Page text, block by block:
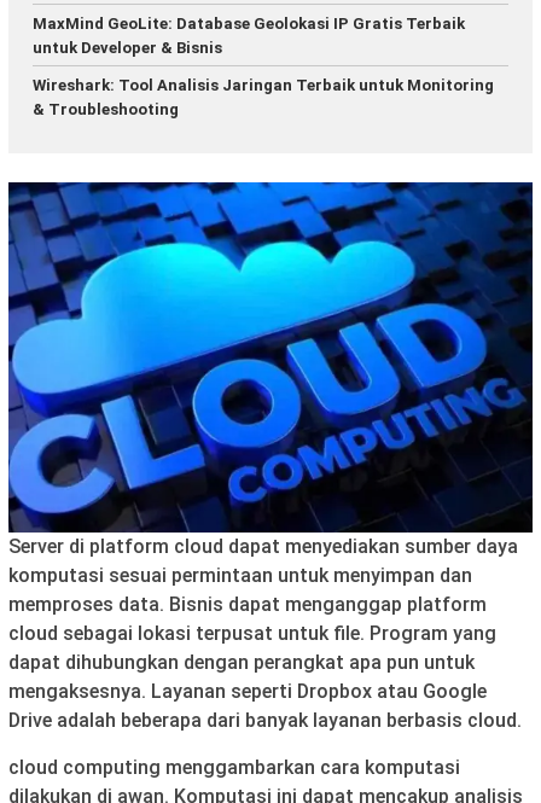
MaxMind GeoLite: Database Geolokasi IP Gratis Terbaik
untuk Developer & Bisnis
Wireshark: Tool Analisis Jaringan Terbaik untuk Monitoring
& Troubleshooting
Server di platform cloud dapat menyediakan sumber daya
komputasi sesuai permintaan untuk menyimpan dan
memproses data. Bisnis dapat menganggap platform
cloud sebagai lokasi terpusat untuk file. Program yang
dapat dihubungkan dengan perangkat apa pun untuk
mengaksesnya. Layanan seperti Dropbox atau Google
Drive adalah beberapa dari banyak layanan berbasis cloud.
cloud computing menggambarkan cara komputasi
dilakukan di awan. Komputasi ini dapat mencakup analisis